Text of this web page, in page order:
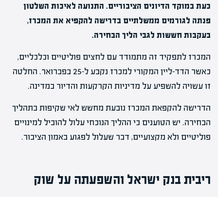
כעת במוקד הדיונים הציבוריים. התנועה לאיכות השלטון
פנתה לגורמים ממשלתיים בדרישה להקפיא את המכרז,
בעקבות חששות לגבי הליך הבחירה.
המכרז לתפקיד זה מתמודד עם לחצים פוליטיים וכלכליים,
כאשר הדד-ליין המקורי למכרז נקבע ל-25 בפברואר. החלטה
זו עשויה להשפיע על מדיניות הקרקעות והדיור במדינה.
הדרישה להקפאת המכרז נובעת מחשש לאי שקיפות בתהליך
הבחירה. יש הטוענים כי ההליך הנוכחי עלול להוביל למינויים
פוליטיים ולא מקצועיים, דבר שעלול לפגוע באמון הציבור.
ריבית בנק ישראל והשפעתה על שוק